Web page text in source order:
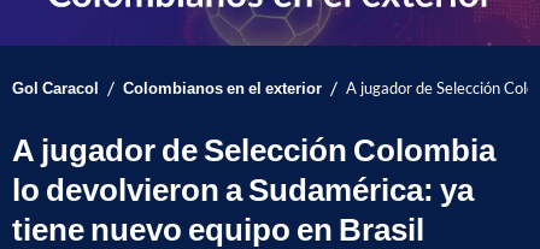
Gol Caracol / Colombianos en el exterior / A jugador de Selección
A jugador de Selección Colombia
lo devolvieron a Sudamérica: ya
tiene nuevo equipo en Brasil